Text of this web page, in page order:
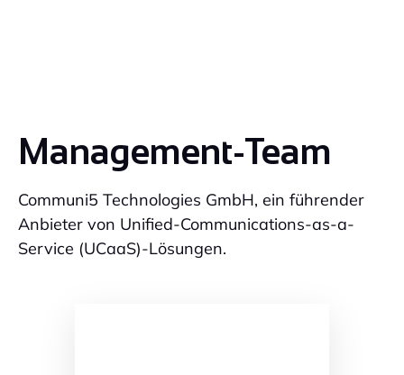
Management-Team
Communi5 Technologies GmbH, ein führender
Anbieter von Unified-Communications-as-a-
Service (UCaaS)-Lösungen.